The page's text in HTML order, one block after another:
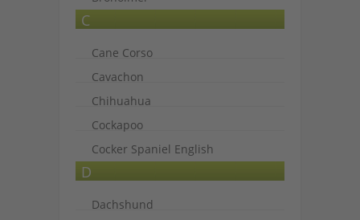
C
Cane Corso
Cavachon
Chihuahua
Cockapoo
Cocker Spaniel English
D
Dachshund